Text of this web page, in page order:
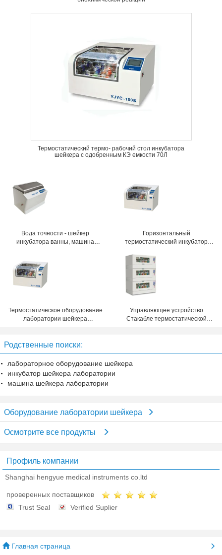
Термостатический термо- рабочий стол инкубатора
шейкера с одобренным КЭ емкости 70Л
Вода точности - шейкер
инкубатора ванны, машина
Горизонтальный
термостатический инкубатор
большим замечанием Виндовс
Термостатическое оборудование
лаборатории шейкера
процессом
Управляющее устройство
Стакабле термостатической
Родственные поиски:
лабораторное оборудование шейкера
инкубатор шейкера лаборатории
машина шейкера лаборатории
Оборудование лаборатории шейкера
Осмотрите все продукты
Профиль компании
Shanghai hengyue medical instruments co.ltd
проверенных поставщиков
Trust Seal
Verified Suplier
Главная страница